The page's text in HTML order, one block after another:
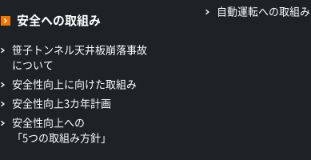
安全への取組み
笹子トンネル天井板崩落事故
について
安全性向上に向けた取組み
安全性向上3カ年計画
安全性向上への
「5つの取組み方針」
自動運転への取組み